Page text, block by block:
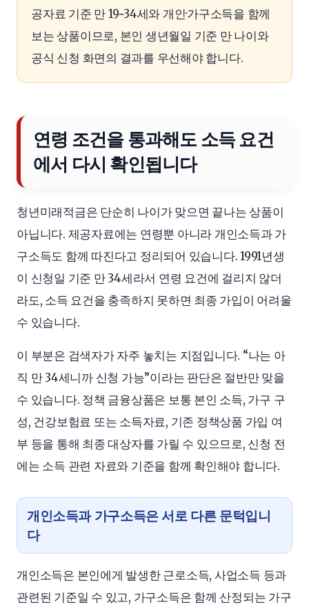
공자료 기준 만 19~34세와 개인·가구소득을 함께
보는 상품이므로, 본인 생년월일 기준 만 나이와
공식 신청 화면의 결과를 우선해야 합니다.
연령 조건을 통과해도 소득 요건
에서 다시 확인됩니다
청년미래적금은 단순히 나이가 맞으면 끝나는 상품이
아닙니다. 제공자료에는 연령뿐 아니라 개인소득과 가
구소득도 함께 따진다고 정리되어 있습니다. 1991년생
이 신청일 기준 만 34세라서 연령 요건에 걸리지 않더
라도, 소득 요건을 충족하지 못하면 최종 가입이 어려울
수 있습니다.
이 부분은 검색자가 자주 놓치는 지점입니다. “나는 아
직 만 34세니까 신청 가능”이라는 판단은 절반만 맞을
수 있습니다. 정책 금융상품은 보통 본인 소득, 가구 구
성, 건강보험료 또는 소득자료, 기존 정책상품 가입 여
부 등을 통해 최종 대상자를 가릴 수 있으므로, 신청 전
에는 소득 관련 자료와 기준을 함께 확인해야 합니다.
개인소득과 가구소득은 서로 다른 문턱입니
다
개인소득은 본인에게 발생한 근로소득, 사업소득 등과
관련된 기준일 수 있고, 가구소득은 함께 산정되는 가구